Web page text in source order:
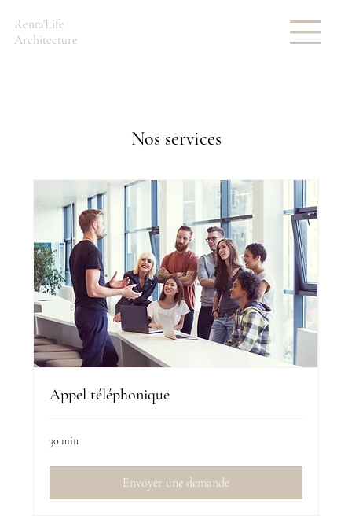
Renta'Life
Architecture
Nos services
Appel téléphonique
30 min
Envoyer une demande